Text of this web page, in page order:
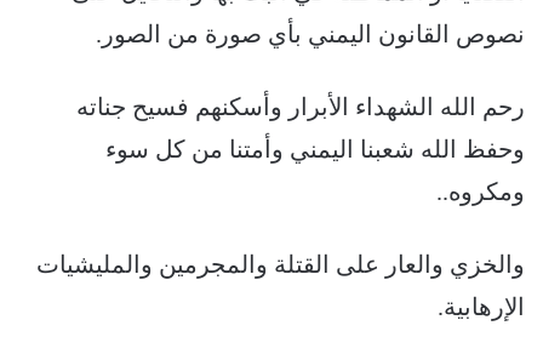
نصوص القانون اليمني بأي صورة من الصور.
رحم الله الشهداء الأبرار وأسكنهم فسيح جناته
وحفظ الله شعبنا اليمني وأمتنا من كل سوء
ومكروه..
والخزي والعار على القتلة والمجرمين والمليشيات
الإرهابية.